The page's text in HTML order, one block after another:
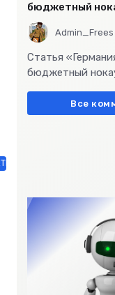
/ Другие новости /
бюджетный
европейски
Admin_Frees
Статья
бюджетный
подчеркивает
Все